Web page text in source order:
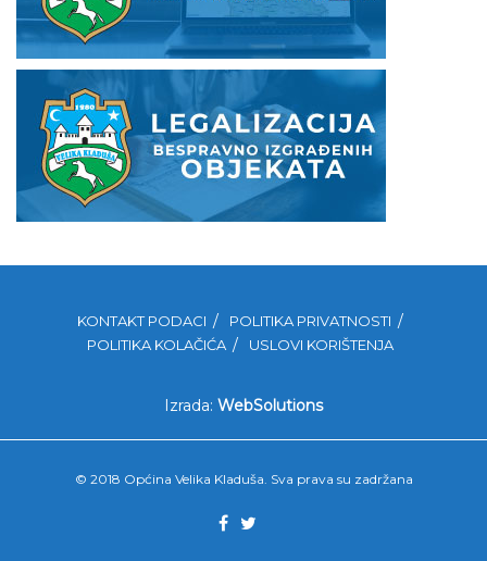
KONTAKT PODACI
POLITIKA PRIVATNOSTI
POLITIKA KOLAČIĆA
USLOVI KORIŠTENJA
Izrada: WebSolutions
© 2018 Općina Velika Kladuša. Sva prava su zadržana